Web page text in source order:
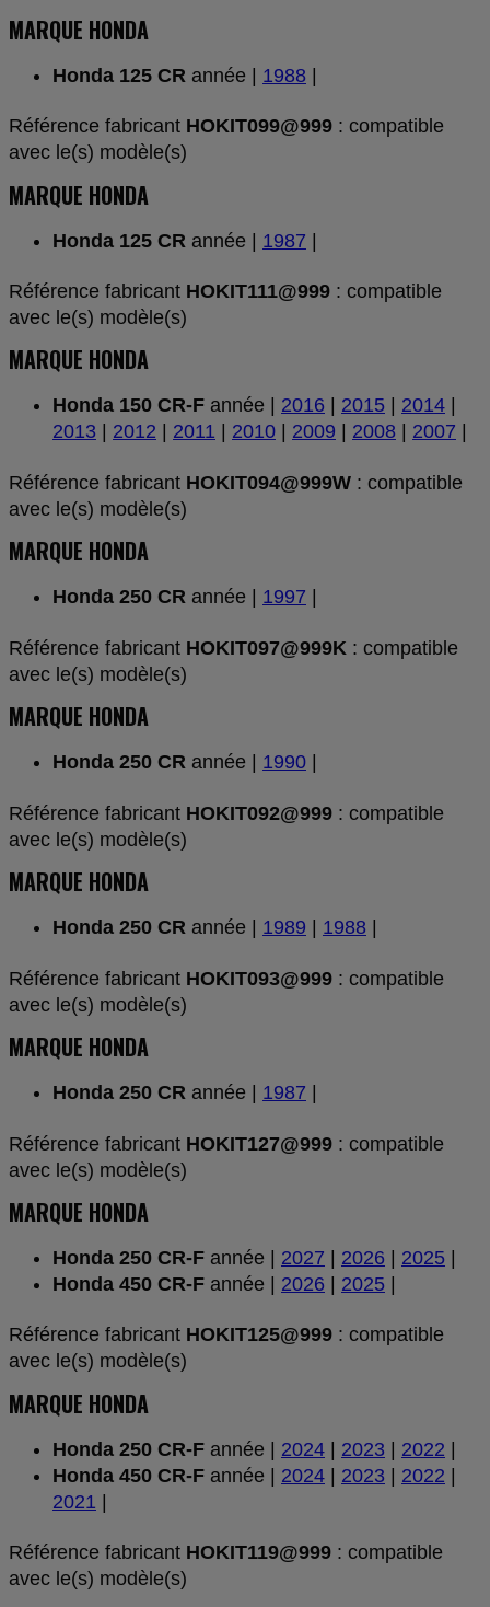
MARQUE HONDA
Honda 125 CR année | 1988 |
Référence fabricant HOKIT099@999 : compatible
avec le(s) modèle(s)
MARQUE HONDA
Honda 125 CR année | 1987 |
Référence fabricant HOKIT111@999 : compatible
avec le(s) modèle(s)
MARQUE HONDA
Honda 150 CR-F année | 2016 2015 2014
2013
2012 2011 2010 2009 2008 2007
Référence fabricant HOKIT094@999W : compatible
avec le(s) modèle(s)
MARQUE HONDA
Honda 250 CR année | 1997
Référence fabricant HOKIT097@999K : compatible
avec le(s) modèle(s)
MARQUE HONDA
Honda 250 CR année | 1990
Référence fabricant HOKIT092@999 : compatible
avec le(s) modèle(s)
MARQUE HONDA
Honda 250 CR année | 1989 1988
Référence fabricant HOKIT093@999 : compatible
avec le(s) modèle(s)
MARQUE HONDA
Honda 250 CR année | 1987
Référence fabricant HOKIT127@999 : compatible
avec le(s) modèle(s)
MARQUE HONDA
Honda 250 CR-F année | 2027 | 2026 | 2025 |
Honda 450 CR-F année | 2026 | 2025 |
Référence fabricant HOKIT125@999 : compatible
avec le(s) modèle(s)
MARQUE HONDA
Honda 250 CR-F année | 2024 | 2023 | 2022 |
Honda 450 CR-F année | 2024 | 2023 | 2022 |
2021 |
Référence fabricant HOKIT119@999 : compatible
avec le(s) modèle(s)